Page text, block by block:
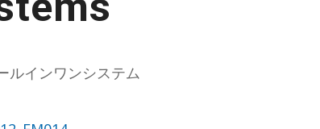
インワンシステム